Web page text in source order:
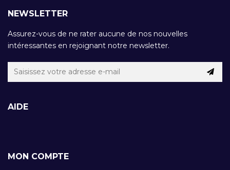
NEWSLETTER
Assurez-vous de ne rater aucune de nos nouvelles
intéressantes en rejoignant notre newsletter.
AIDE
MON COMPTE